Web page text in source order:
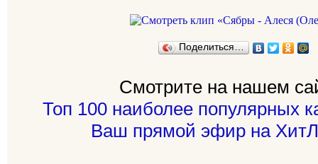
Поделиться…
Смотрите на нашем
Топ 100 наиболее популярных
Ваш прямой эфир на